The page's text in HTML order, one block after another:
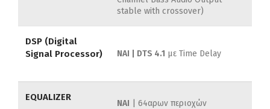
stable with crossover)
DSP (Digital
Signal Processor)
ΝΑΙ | DTS 4.1 με Time Delay
EQUALIZER
NAI | 64αρων περιοχών